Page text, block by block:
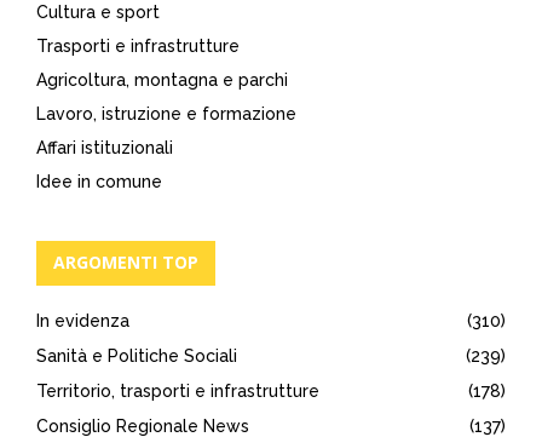
Cultura e sport
Trasporti e infrastrutture
Agricoltura, montagna e parchi
Lavoro, istruzione e formazione
Affari istituzionali
Idee in comune
ARGOMENTI TOP
In evidenza
(310)
Sanità e Politiche Sociali
(239)
Territorio, trasporti e infrastrutture
(178)
Consiglio Regionale News
(137)